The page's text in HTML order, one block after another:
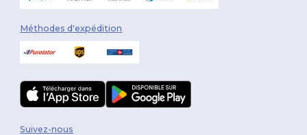
Méthodes d'expédition
Suivez-nous